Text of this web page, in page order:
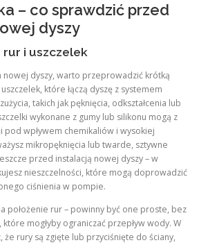
– co sprawdzić przed
dyszy
rur i uszczelek
nowej dyszy, warto przeprowadzić krótką
które łączą dyszę z systemem
takich jak pęknięcia, odkształcenia lub
wykonane z gumy lub silikonu mogą z
pod wpływem chemikaliów i wysokiej
mikropęknięcia lub twarde, sztywne
przed instalacją nowej dyszy – w
nieszczelności, które mogą doprowadzić
ciśnienia w pompie.
położenie rur – powinny być one proste, bez
mogłyby ograniczać przepływ wody. W
że rury są zgięte lub przyciśnięte do ściany,